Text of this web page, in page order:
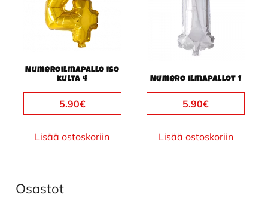
Numeroilmapallo iso
kulta 4
5.90€
Lisää ostoskoriin
Numero ilmapallot 1
5.90€
Lisää ostoskoriin
Ensisijainen
Osastot